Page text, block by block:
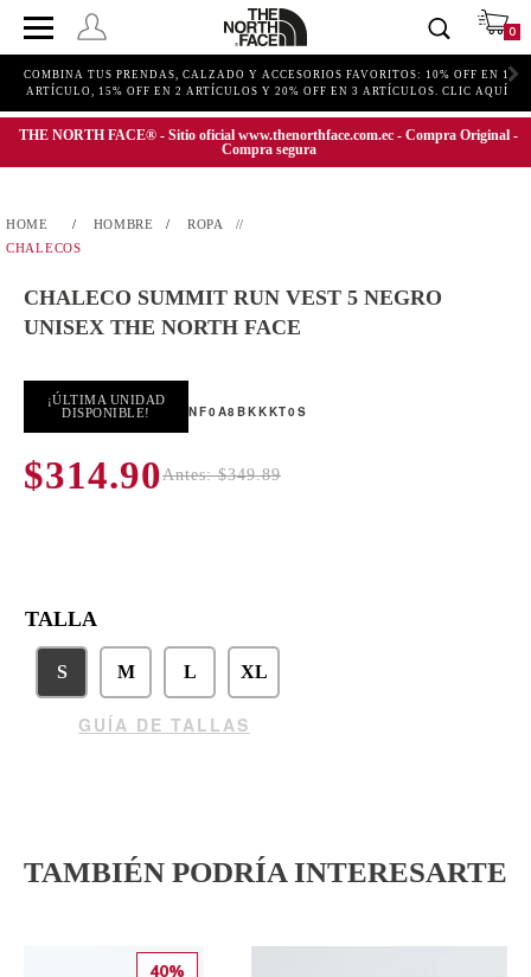
0
COMBINA TUS PRENDAS, CALZADO Y ACCESORIOS FAVORITOS: 10% OFF EN 1
ARTÍCULO, 15% OFF EN 2 ARTÍCULOS Y 20% OFF EN 3 ARTÍCULOS. CLIC AQUÍ
THE NORTH FACE® - Sitio oficial www.thenorthface.com.ec - Compra Original -
Compra segura
HOMBRE
ROPA
CHALECOS
CHALECO SUMMIT RUN VEST 5 NEGRO
UNISEX THE NORTH FACE
¡ÚLTIMA UNIDAD
DISPONIBLE!
NF0A8BKKKT0S
$314.90Antes: $349.89
TALLA
S M L XL
GUÍA DE TALLAS
TAMBIÉN PODRÍA INTERESARTE